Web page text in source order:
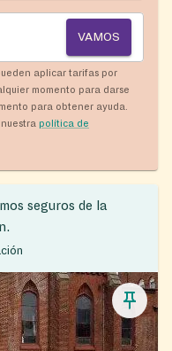
VAMOS
aplicar tarifas por
momento para darse
para obtener ayuda.
política de
seguros de la